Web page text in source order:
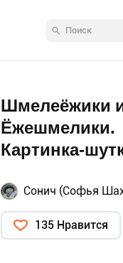
Шмелеёжики
Ёжешмелики.
Картинка-
Сонич (Софья
135 Нравится